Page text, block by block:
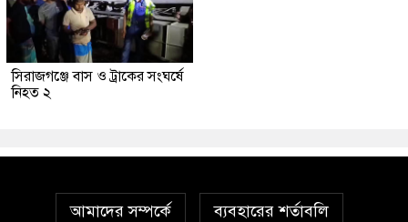
সিরাজগঞ্জে বাস ও ট্রাকের সংঘর্ষে
নিহত ২
আমাদের সম্পর্কে ব্যবহারের শর্তাবলি